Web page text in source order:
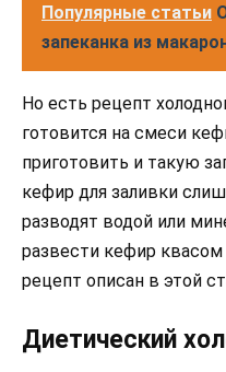
Популярные статьи
запеканка из
Но есть рецепт
готовится на смеси
приготовить и такую
кефир для заливки
разводят водой или
развести кефир
рецепт описан в этой
Диетический